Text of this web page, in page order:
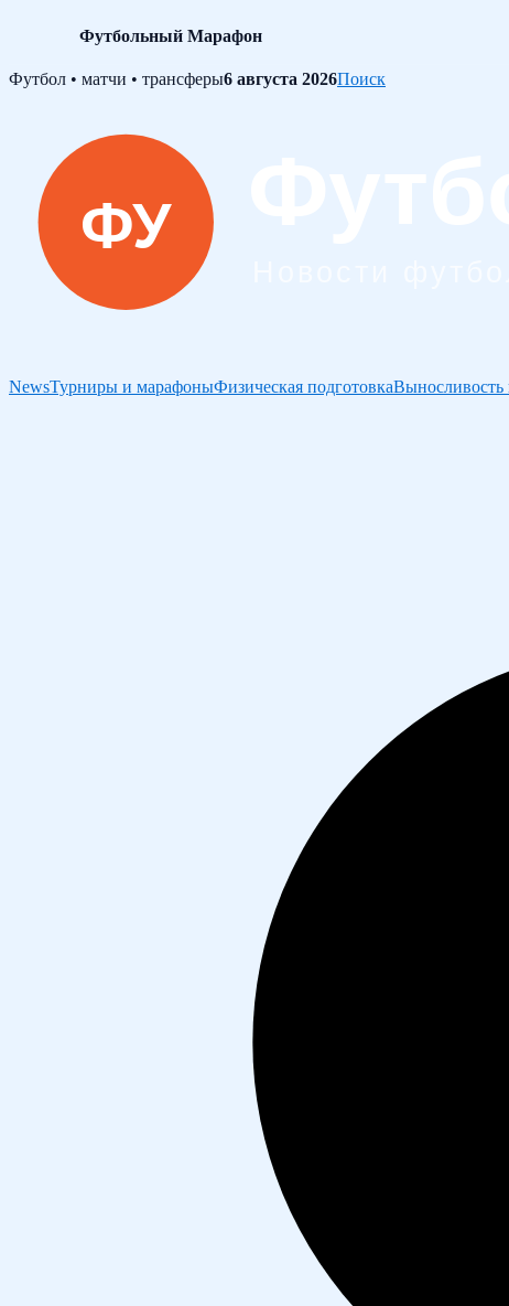
Футбольный Марафон
Skip
Футбол • матчи • трансферы6 августа 2026Поиск
NewsТурниры и марафоныФизическая подготовкаВыносливость